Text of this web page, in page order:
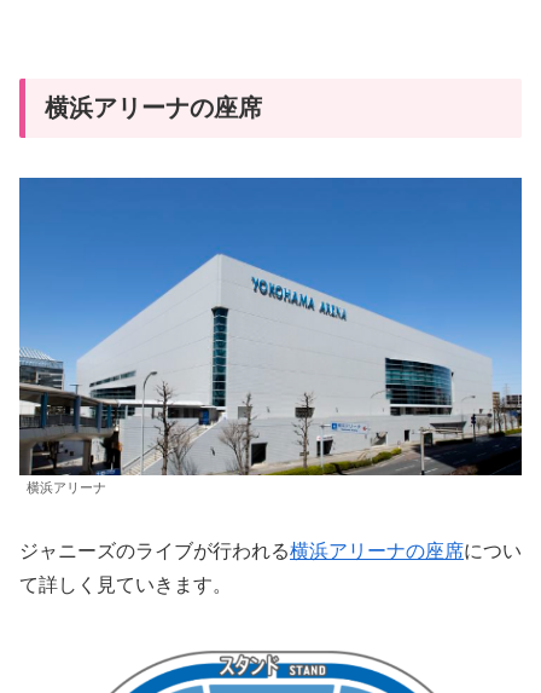
横浜アリーナの座席
横浜アリーナ
ジャニーズのライブが行われる横浜アリーナの座席につい
て詳しく見ていきます。